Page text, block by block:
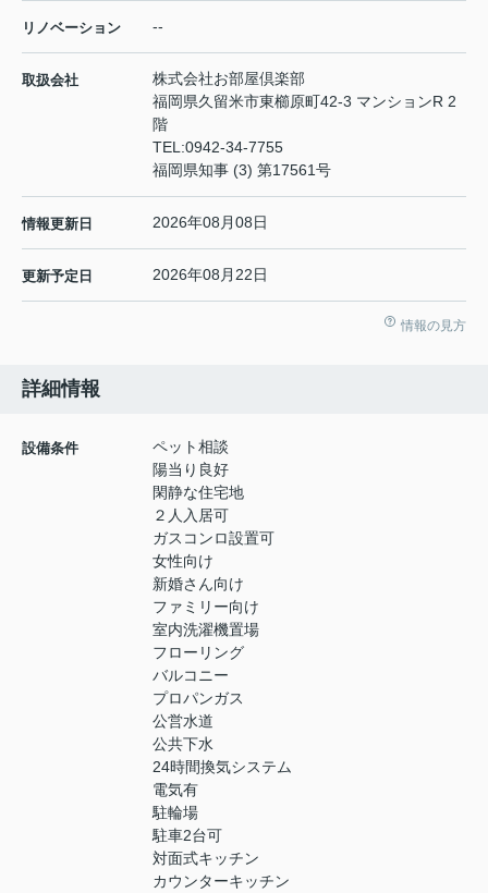
リノベーション --
取扱会社
株式会社お部屋倶楽部
福岡県久留米市東櫛原町42-3 マンションR 2
階
TEL:0942-34-7755
福岡県知事 (3) 第17561号
情報更新日 2026年08月08日
更新予定日 2026年08月22日
情報の見方
詳細情報
設備条件
ペット相談
陽当り良好
閑静な住宅地
２人入居可
ガスコンロ設置可
女性向け
新婚さん向け
ファミリー向け
室内洗濯機置場
フローリング
バルコニー
プロパンガス
公営水道
公共下水
24時間換気システム
電気有
駐輪場
駐車2台可
対面式キッチン
カウンターキッチン